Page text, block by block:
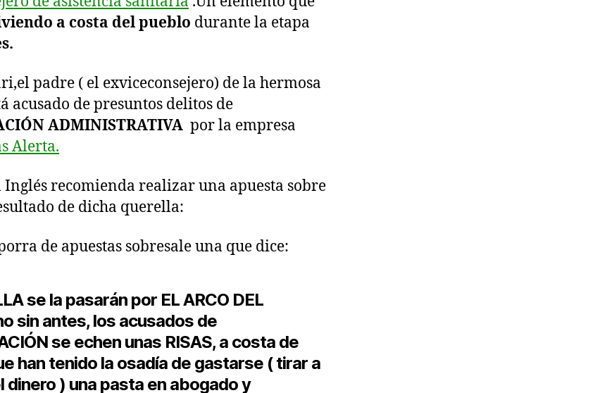
a costa del pueblo durante la etapa
padre ( el exviceconsejero) de la hermosa
acusado de presuntos delitos de
ADMINISTRATIVA por la empresa
Alerta.
Inglés recomienda realizar una apuesta sobre
de dicha querella:
de apuestas sobresale una que dice:
se la pasarán por EL ARCO DEL
sin antes, los acusados de
se echen unas RISAS, a costa de
han tenido la osadía de gastarse ( tirar a
dinero ) una pasta en abogado y